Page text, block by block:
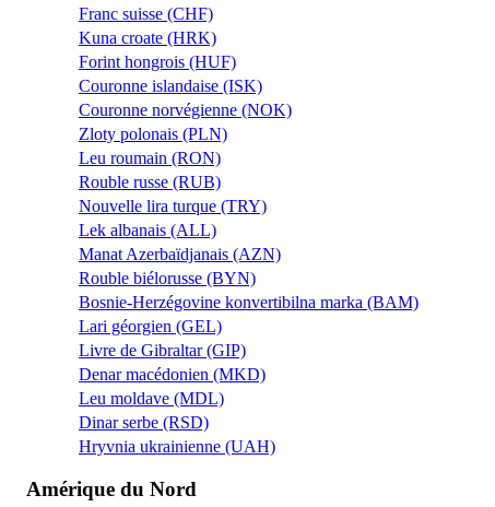
Franc suisse (CHF)
Kuna croate (HRK)
Forint hongrois (HUF)
Couronne islandaise (ISK)
Couronne norvégienne (NOK)
Zloty polonais (PLN)
Leu roumain (RON)
Rouble russe (RUB)
Nouvelle lira turque (TRY)
Lek albanais (ALL)
Manat Azerbaïdjanais (AZN)
Rouble biélorusse (BYN)
Bosnie-Herzégovine konvertibilna marka (BAM)
Lari géorgien (GEL)
Livre de Gibraltar (GIP)
Denar macédonien (MKD)
Leu moldave (MDL)
Dinar serbe (RSD)
Hryvnia ukrainienne (UAH)
Amérique du Nord